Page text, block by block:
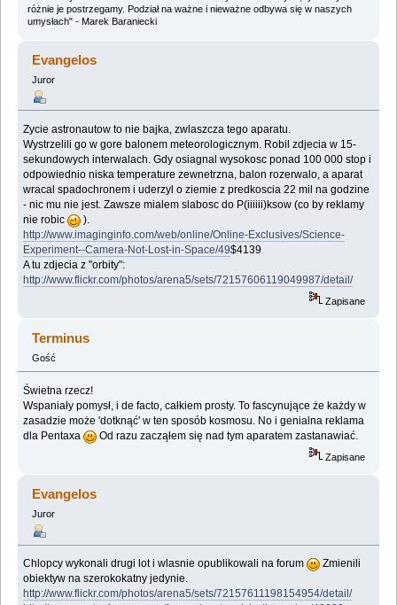
różnie je postrzegamy. Podział na ważne i nieważne odbywa się w naszych
umysłach" - Marek Baraniecki
Evangelos
Juror
Zycie astronautow to nie bajka, zwlaszcza tego aparatu.
Wystrzelili go w gore balonem meteorologicznym. Robil zdjecia w 15-
sekundowych interwalach. Gdy osiagnal wysokosc ponad 100 000 stop i
odpowiednio niska temperature zewnetrzna, balon rozerwalo, a aparat
wracal spadochronem i uderzyl o ziemie z predkoscia 22 mil na godzine
- nic mu nie jest. Zawsze mialem slabosc do P(iiiiii)ksow (co by reklamy
nie robic
).
http://www.imaginginfo.com/web/online/Online-Exclusives/Science-
Experiment--Camera-Not-Lost-in-Space/49$4139
A tu zdjecia z "orbity":
http://www.flickr.com/photos/arena5/sets/72157606119049987/detail/
Zapisane
Terminus
Gość
Świetna rzecz!
Wspaniały pomysł, i de facto, całkiem prosty. To fascynujące że każdy w
zasadzie może 'dotknąć' w ten sposób kosmosu. No i genialna reklama
dla Pentaxa
Od razu zacząłem się nad tym aparatem zastanawiać.
Zapisane
Evangelos
Juror
Chlopcy wykonali drugi lot i wlasnie opublikowali na forum
Zmienili
obiektyw na szerokokatny jedynie.
http://www.flickr.com/photos/arena5/sets/72157611198154954/detail/